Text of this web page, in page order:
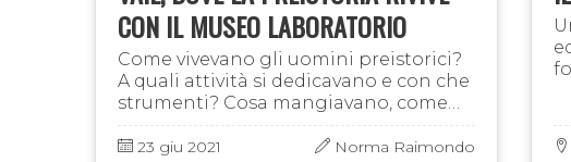
CON IL MUSEO LABORATORIO
Come vivevano gli uomini preistorici?
A quali attività si dedicavano e con che
strumenti? Cosa mangiavano, come
cacciavano? Ci sono testimonianze del
loro passaggio in valle di Susa? Per
23 giu 2021 Norma Raimondo